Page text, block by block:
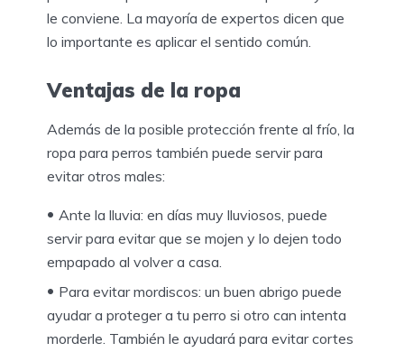
le conviene. La mayoría de expertos dicen que
lo importante es aplicar el sentido común.
Ventajas de la ropa
Además de la posible protección frente al frío, la
ropa para perros también puede servir para
evitar otros males:
Ante la lluvia: en días muy lluviosos, puede
servir para evitar que se mojen y lo dejen todo
empapado al volver a casa.
Para evitar mordiscos: un buen abrigo puede
ayudar a proteger a tu perro si otro can intenta
morderle. También le ayudará para evitar cortes